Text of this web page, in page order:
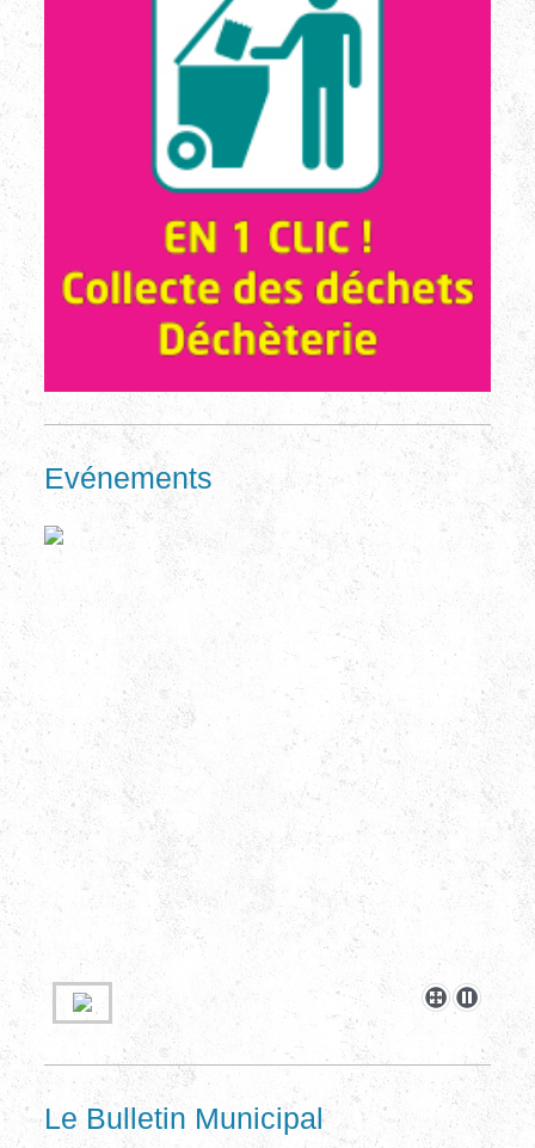
Evénements
Le Bulletin Municipal